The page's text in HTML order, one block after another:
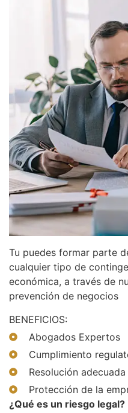
Tu puedes formar parte
cualquier tipo de
económica, a través de
prevención de negocios
BENEFICIOS:
Abogados Expertos​
Cumplimiento
Resolución
Protección de la
¿Qué es un riesgo legal?